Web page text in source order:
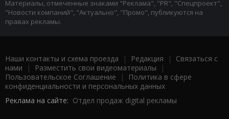
Материалы, отмеченные знаками "Реклама", "PR", "Спецпроект",
"Новости компаний", "Актуально", "Промо", публикуются на
правах рекламы.
Наши контакты и схема проезда | Редакция | Связаться с
нами | Разместить свои видеоматериалы |
Пользовательское Соглашение |
Политика в сфере
конфиденциальности и персональных данных
Реклама на сайте: Отдел продаж digital рекламы